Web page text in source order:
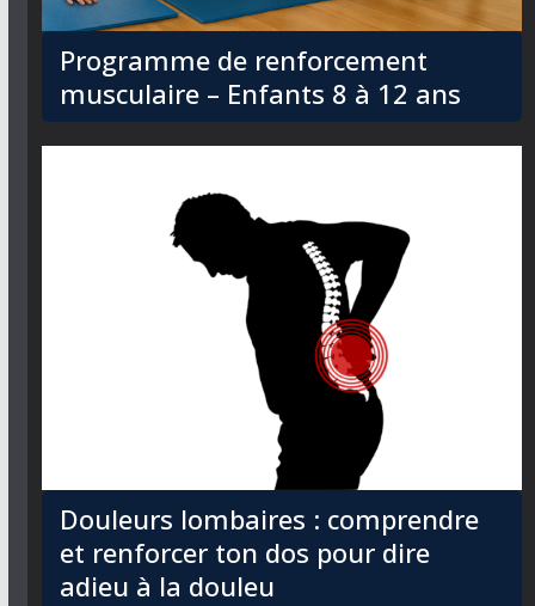
Programme de renforcement
musculaire – Enfants 8 à 12 ans
Douleurs lombaires : comprendre
et renforcer ton dos pour dire
adieu à la douleu